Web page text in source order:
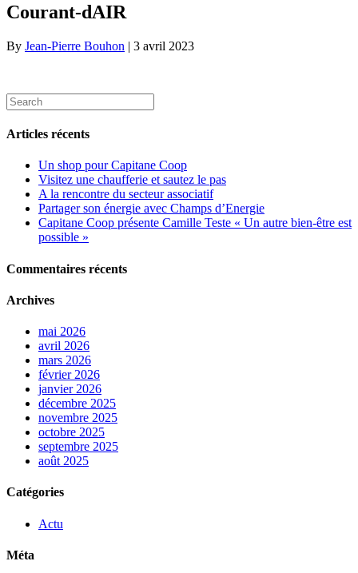
Courant-dAIR
By Jean-Pierre Bouhon | 3 avril 2023
Articles récents
Un shop pour Capitane Coop
Visitez une chaufferie et sautez le pas
A la rencontre du secteur associatif
Partager son énergie avec Champs d’Energie
Capitane Coop présente Camille Teste « Un autre bien-être est
possible »
Commentaires récents
Archives
mai 2026
avril 2026
mars 2026
février 2026
janvier 2026
décembre 2025
novembre 2025
octobre 2025
septembre 2025
août 2025
Catégories
Actu
Méta